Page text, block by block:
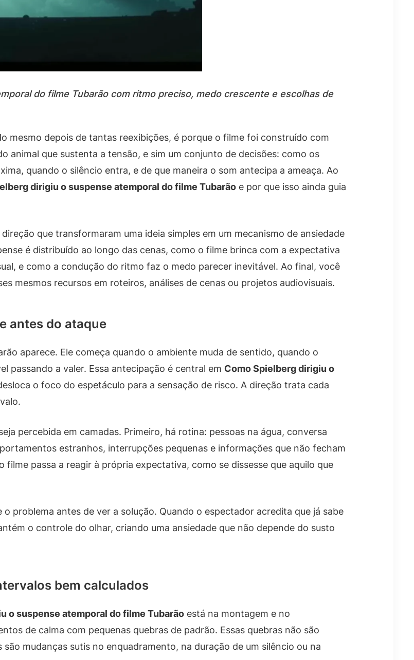
do filme Tubarão com ritmo preciso, medo crescente e escolhas de
mesmo depois de tantas reexibições, é porque o filme foi construído com
animal que sustenta a tensão, e sim um conjunto de decisões: como os
quando o silêncio entra, e de que maneira o som antecipa a ameaça. Ao
dirigiu o suspense atemporal do filme Tubarão e por que isso ainda guia
que transformaram uma ideia simples em um mecanismo de ansiedade
é distribuído ao longo das cenas, como o filme brinca com a expectativa
e como a condução do ritmo faz o medo parecer inevitável. Ao final, você
mesmos recursos em roteiros, análises de cenas ou projetos audiovisuais.
antes do ataque
aparece. Ele começa quando o ambiente muda de sentido, quando o
passando a valer. Essa antecipação é central em Como Spielberg dirigiu o
o foco do espetáculo para a sensação de risco. A direção trata cada
percebida em camadas. Primeiro, há rotina: pessoas na água, conversa
estranhos, interrupções pequenas e informações que não fecham
passa a reagir à própria expectativa, como se dissesse que aquilo que
problema antes de ver a solução. Quando o espectador acredita que já sabe
o controle do olhar, criando uma ansiedade que não depende do susto
bem calculados
o suspense atemporal do filme Tubarão está na montagem e no
de calma com pequenas quebras de padrão. Essas quebras não são
mudanças sutis no enquadramento, na duração de um silêncio ou na